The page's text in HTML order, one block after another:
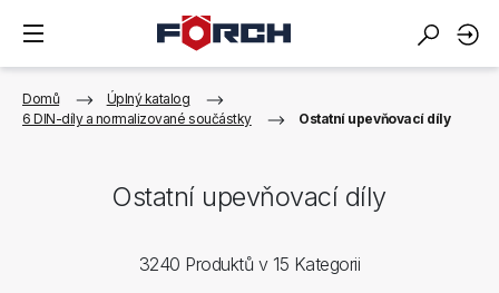
Domů
Úplný katalog
6 DIN-díly a normalizované součástky
Ostatní upevňovací díly
Ostatní upevňovací díly
3240 Produktů v 15 Kategorii